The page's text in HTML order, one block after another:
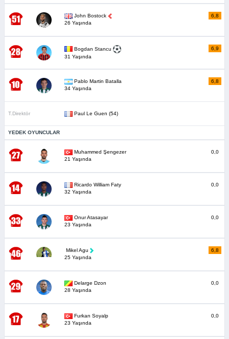
John Bostock
26 Yaşında
6,8
Bogdan Stancu
31 Yaşında
6,9
Pablo Martin Batalla
34 Yaşında
6,8
T.Direktör Paul Le Guen (54)
YEDEK OYUNCULAR
Muhammed Şengezer
21 Yaşında
0,0
Ricardo William Faty
32 Yaşında
0,0
Onur Atasayar
23 Yaşında
0,0
Mikel Agu
25 Yaşında
6,8
Delarge Dzon
28 Yaşında
0,0
Furkan Soyalp
23 Yaşında
0,0